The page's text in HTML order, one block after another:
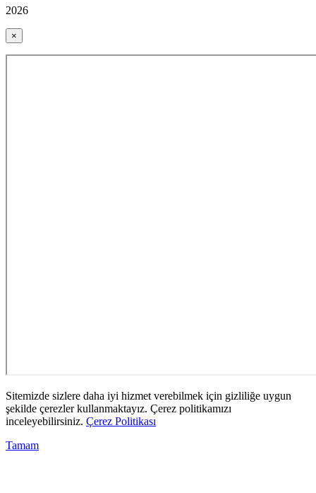
2026
×
Sitemizde sizlere daha iyi hizmet verebilmek için gizliliğe uygun
şekilde çerezler kullanmaktayız. Çerez politikamızı
inceleyebilirsiniz. Çerez Politikası
Tamam